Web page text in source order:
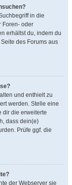
in die
Foren- oder
erhältst du, indem du
des Forums aus
und enthielt zu
werden. Stelle eine
dir die erweiterte
dass dein(e)
Prüfe ggf. die
der Webserver sie